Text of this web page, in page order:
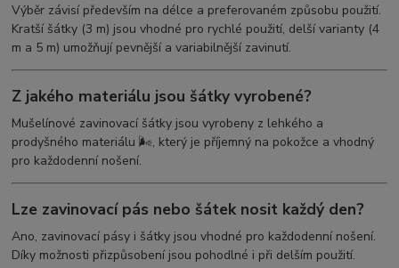
Výběr závisí především na délce a preferovaném způsobu použití.
Kratší šátky (3 m) jsou vhodné pro rychlé použití, delší varianty (4
m a 5 m) umožňují pevnější a variabilnější zavinutí.
Z jakého materiálu jsou šátky vyrobené?
Mušelínové zavinovací šátky jsou vyrobeny z lehkého a
prodyšného materiálu 🌬️, který je příjemný na pokožce a vhodný
pro každodenní nošení.
Lze zavinovací pás nebo šátek nosit každý den?
Ano, zavinovací pásy i šátky jsou vhodné pro každodenní nošení.
Díky možnosti přizpůsobení jsou pohodlné i při delším použití.